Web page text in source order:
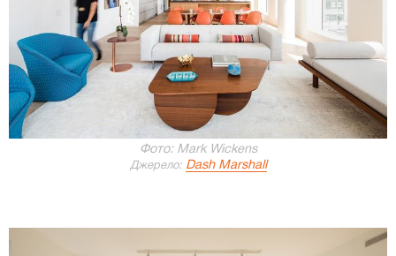
Фото: Mark Wickens
Джерело: Dash Marshall